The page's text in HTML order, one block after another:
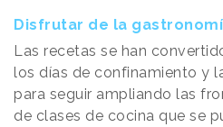
Disfrutar de la
Las recetas se han
los días de confinamiento y
para seguir ampliando las
de clases de cocina que se